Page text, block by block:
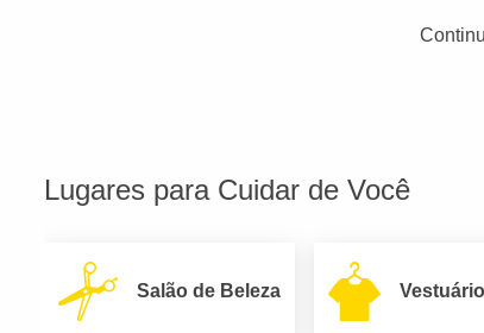
Lugares para Cuidar de Você
Salão de Beleza Vestuário